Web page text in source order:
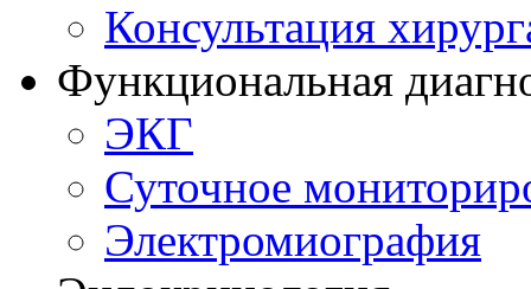
Консультация
Функциональная
ЭКГ
Суточное
Электромиография